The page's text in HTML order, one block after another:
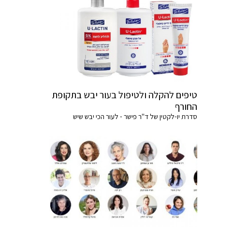
טיפים להקלה ולטיפול בעור יבש בתקופת
החורף
סדרת יו-לקטין של ד"ר פישר - לעור הכי יבש שיש